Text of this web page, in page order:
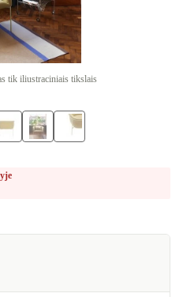
tik iliustraciniais tikslais